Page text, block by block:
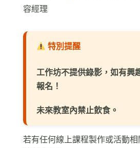
容經理
特別提醒
工作坊不提供錄影，如有興
報名！
未來教室內禁止飲食。
若有任何線上課程製作或活動